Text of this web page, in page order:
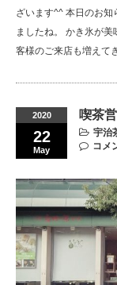
ざいます^^ 本日のお知
ましたね。 かき氷が
客様のご来店も増えて
2020
22
May
喫茶
宇治
コメ